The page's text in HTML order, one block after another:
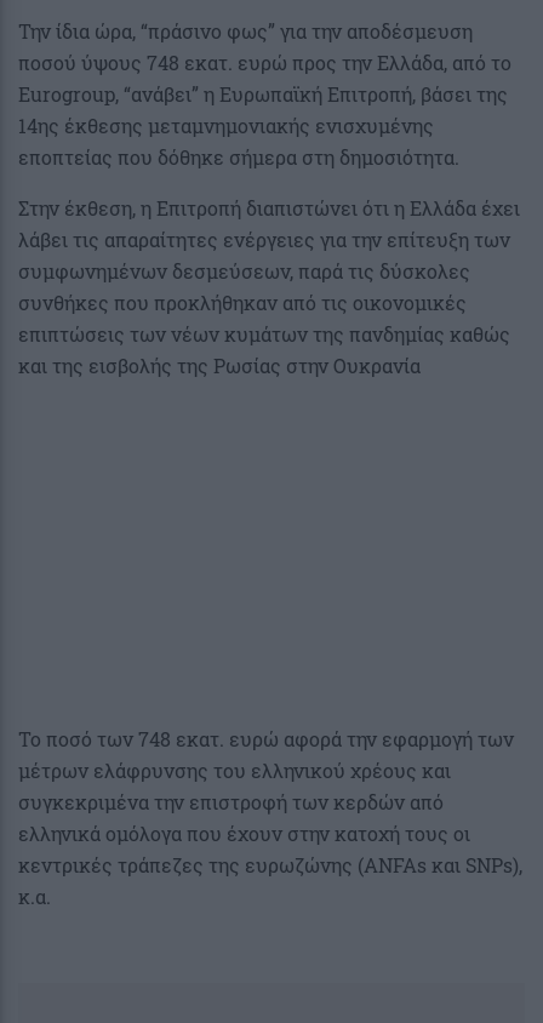
Την ίδια ώρα, “πράσινο φως” για την αποδέσμευση
ποσού ύψους 748 εκατ. ευρώ προς την Ελλάδα, από το
Eurogroup, “ανάβει” η Ευρωπαϊκή Επιτροπή, βάσει της
14ης έκθεσης μεταμνημονιακής ενισχυμένης
εποπτείας που δόθηκε σήμερα στη δημοσιότητα.
Στην έκθεση, η Επιτροπή διαπιστώνει ότι η Ελλάδα έχει
λάβει τις απαραίτητες ενέργειες για την επίτευξη των
συμφωνημένων δεσμεύσεων, παρά τις δύσκολες
συνθήκες που προκλήθηκαν από τις οικονομικές
επιπτώσεις των νέων κυμάτων της πανδημίας καθώς
και της εισβολής της Ρωσίας στην Ουκρανία
Το ποσό των 748 εκατ. ευρώ αφορά την εφαρμογή των
μέτρων ελάφρυνσης του ελληνικού χρέους και
συγκεκριμένα την επιστροφή των κερδών από
ελληνικά ομόλογα που έχουν στην κατοχή τους οι
κεντρικές τράπεζες της ευρωζώνης (ANFAs και SNPs),
κ.α.